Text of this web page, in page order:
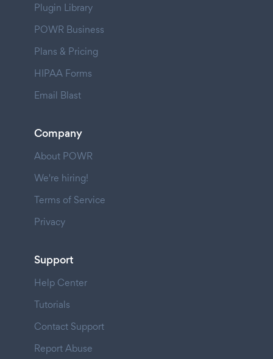
Plugin Library
POWR Business
Plans & Pricing
HIPAA Forms
Email Blast
Company
About POWR
We're hiring!
Terms of Service
Privacy
Support
Help Center
Tutorials
Contact Support
Report Abuse